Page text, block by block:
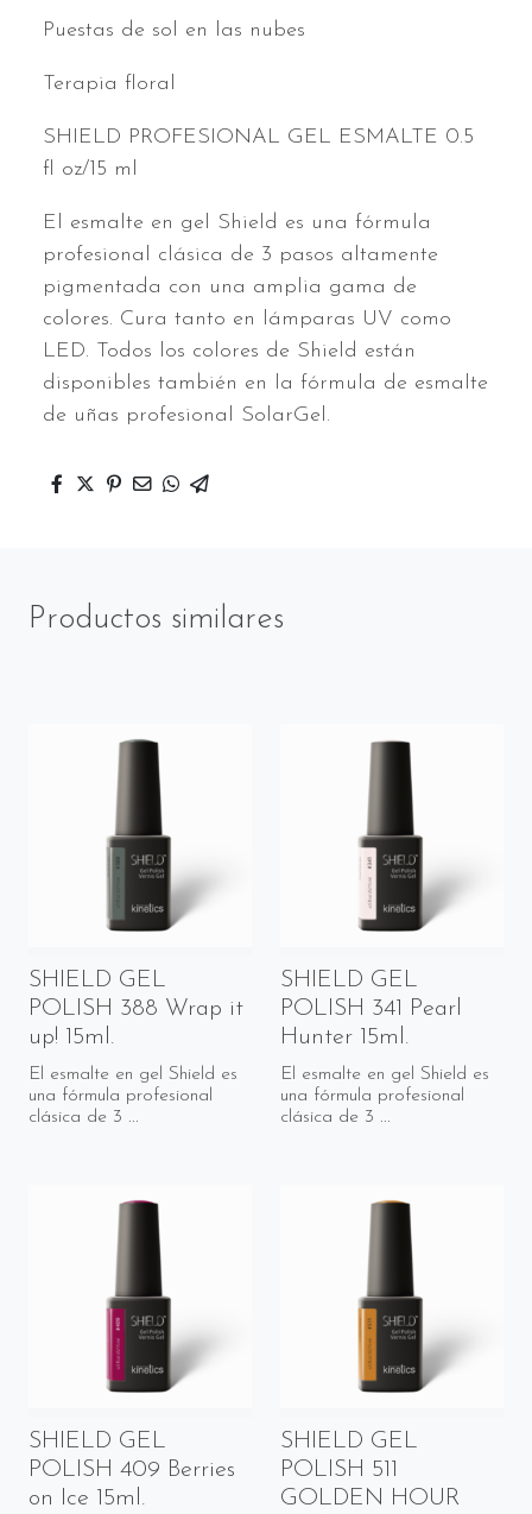
Puestas de sol en las nubes
Terapia floral
SHIELD PROFESIONAL GEL ESMALTE 0.5
fl oz/15 ml
El esmalte en gel Shield es una fórmula
profesional clásica de 3 pasos altamente
pigmentada con una amplia gama de
colores. Cura tanto en lámparas UV como
LED. Todos los colores de Shield están
disponibles también en la fórmula de esmalte
de uñas profesional SolarGel.
Productos similares
SHIELD GEL
POLISH 388 Wrap it
up! 15ml.
El esmalte en gel Shield es
una fórmula profesional
clásica de 3 ...
SHIELD GEL
POLISH 341 Pearl
Hunter 15ml.
El esmalte en gel Shield es
una fórmula profesional
clásica de 3 ...
SHIELD GEL
POLISH 409 Berries
on Ice 15ml.
SHIELD GEL
POLISH 511
GOLDEN HOUR